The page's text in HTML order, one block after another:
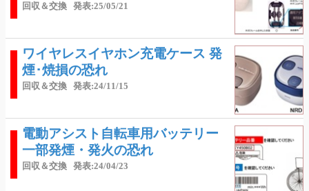
回収＆交換 発表:25/05/21
ワイヤレスイヤホン充電ケース 発
煙･焼損の恐れ
回収＆交換 発表:24/11/15
電動アシスト自転車用バッテリー
一部発煙・発火の恐れ
回収＆交換 発表:24/04/23